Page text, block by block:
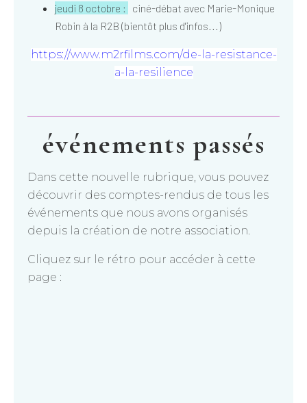
jeudi 8 octobre :
ciné-débat avec Marie-Monique
Robin à la R2B (bientôt plus d'infos...)
https://www.m2rfilms.com/de-la-resistance-
a-la-resilience
événements passés
Dans cette nouvelle rubrique, vous pouvez
découvrir des comptes-rendus de tous les
événements que nous avons organisés
depuis la création de notre association.
Cliquez sur le rétro pour accéder à cette
page :